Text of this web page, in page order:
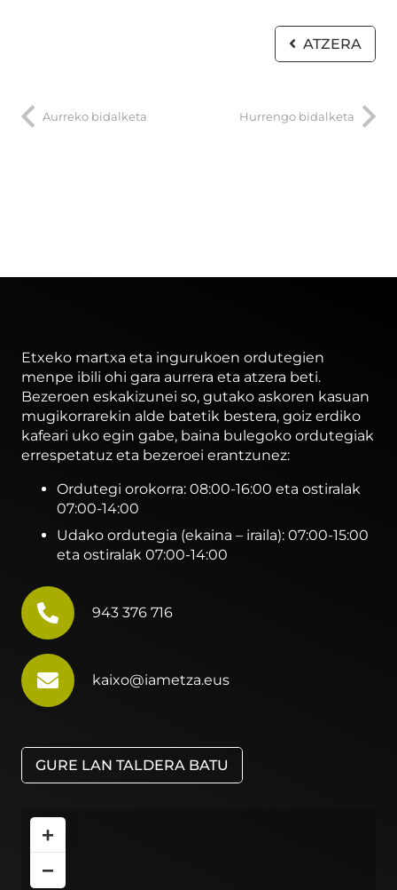
ATZERA
Aurreko bidalketa Hurrengo bidalketa
Etxeko martxa eta ingurukoen ordutegien
menpe ibili ohi gara aurrera eta atzera beti.
Bezeroen eskakizunei so, gutako askoren kasuan
mugikorrarekin alde batetik bestera, goiz erdiko
kafeari uko egin gabe, baina bulegoko ordutegiak
errespetatuz eta bezeroei erantzunez:
Ordutegi orokorra: 08:00-16:00 eta ostiralak
07:00-14:00
Udako ordutegia (ekaina – iraila): 07:00-15:00
eta ostiralak 07:00-14:00
943 376 716
kaixo@iametza.eus
GURE LAN TALDERA BATU
+
−